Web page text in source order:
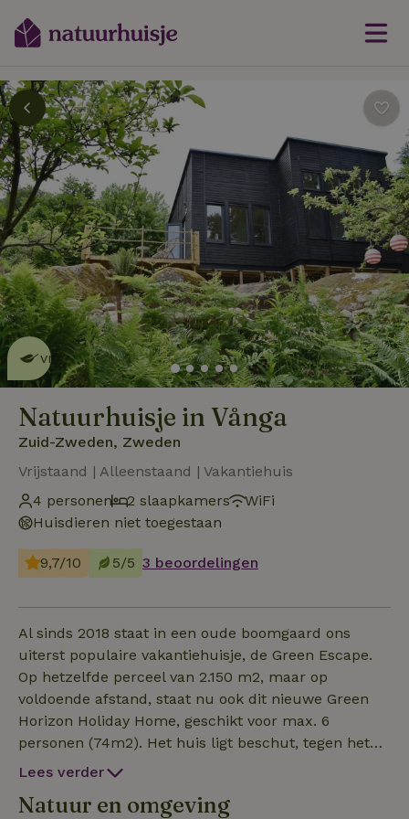
Dit natuurhuisje is eco-
vriendelijklees meer
Natuurhuisje in Vånga
Zuid-Zweden, Zweden
Vrijstaand | Alleenstaand | Vakantiehuis
4 personen
2 slaapkamers
WiFi
Huisdieren niet toegestaan
9,7/10 5/5 3 beoordelingen
Al sinds 2018 staat in een oude boomgaard ons
uiterst populaire vakantiehuisje, de Green Escape.
Op hetzelfde perceel van 2.150 m2, maar op
voldoende afstand, staat nu ook dit nieuwe Green
Horizon Holiday Home, geschikt voor max. 6
personen (74m2). Het huis ligt beschut, tegen het
bos aan, en biedt 2 prachtige, zonnige terrassen. De
etc. De bouw van het huis werd afgerond in juni
Lees verder
Natuur en omgeving